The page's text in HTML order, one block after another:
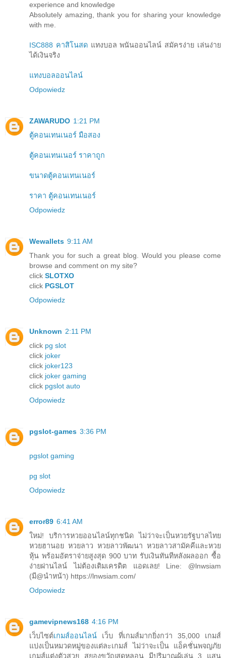
experience and knowledge
Absolutely amazing, thank you for sharing your knowledge
with me.
ISC888 คาสิโนสดแทงบอล พนันออนไลน์ สมัครง่าย เล่นง่าย
ได้เงินจริง
แทงบอลออนไลน์
Odpowiedz
ZAWARUDO 1:21 PM
ตู้คอนเทนเนอร์ มือสอง
ตู้คอนเทนเนอร์ ราคาถูก
ขนาดตู้คอนเทนเนอร์
ราคา ตู้คอนเทนเนอร์
Odpowiedz
Wewallets 9:11 AM
Thank you for such a great blog. Would you please come
browse and comment on my site?
click SLOTXO
click PGSLOT
Odpowiedz
Unknown 2:11 PM
click pg slot
click joker
click joker123
click joker gaming
click pgslot auto
Odpowiedz
pgslot-games 3:36 PM
pgslot gaming
pg slot
Odpowiedz
error89 6:41 AM
ใหม่! บริการหวยออนไลน์ทุกชนิด ไม่ว่าจะเป็นหวยรัฐบาลไทย
หวยฮานอย หวยลาว หวยลาวพัฒนา หวยลาวสามัคคีและหวย
หุ้น พร้อมอัตราจ่ายสูงสุด 900 บาท รับเงินทันทีหลังผลออก ซื้อ
ง่ายผ่านไลน์ ไม่ต้องเติมเครดิต แอดเลย! Line: @lnwsiam
(มี@นำหน้า) https://lnwsiam.com/
Odpowiedz
gamevipnews168 4:16 PM
เว็บไซต์เกมส์ออนไลน์ เว็บ ที่เกมส์มากยิ่งกว่า 35,000 เกมส์
แบ่งเป็นหมวดหมู่ของแต่ละเกมส์ ไม่ว่าจะเป็น แอ็คชั่นพจญภัย
เกมส์แต่งตัวสวย สยองขวัญสุดหลอน มีปริมาณผู้เล่น 3 แสน